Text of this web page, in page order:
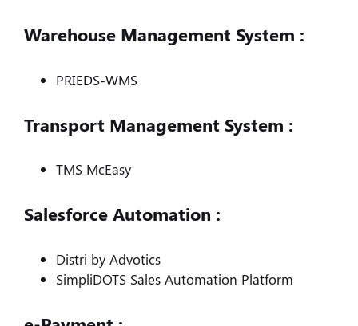
Warehouse Management System :
PRIEDS-WMS
Transport Management System :
TMS McEasy
Salesforce Automation :
Distri by Advotics
SimpliDOTS Sales Automation Platform